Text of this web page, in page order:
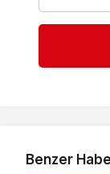
Benzer